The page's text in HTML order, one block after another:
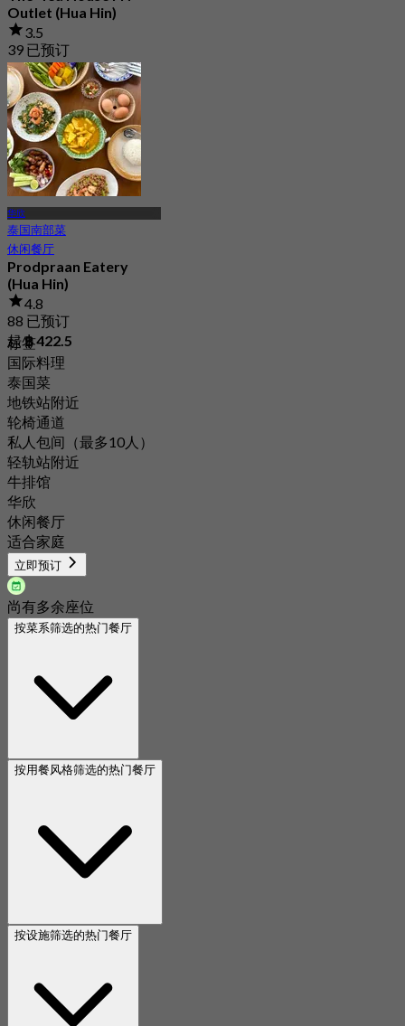
Outlet (Hua Hin)
3.5
39 已预订
起฿ 425
华欣
泰国南部菜
休闲餐厅
Prodpraan Eatery
(Hua Hin)
4.8
88 已预订
起฿ 422.5
标签
国际料理
泰国菜
地铁站附近
轮椅通道
私人包间（最多10人）
轻轨站附近
牛排馆
华欣
休闲餐厅
适合家庭
立即预订
尚有多余座位
按菜系筛选的热门餐厅
按用餐风格筛选的热门餐厅
按设施筛选的热门餐厅